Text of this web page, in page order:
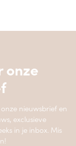
onze
nieuwsbrief en
exclusieve
in je inbox. Mis